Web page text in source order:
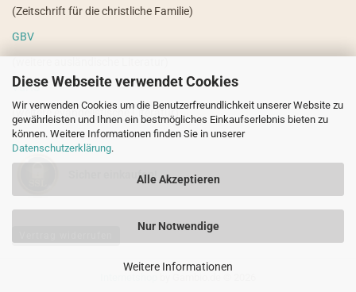
Diese Webseite verwendet Cookies
Wir verwenden Cookies um die Benutzerfreundlichkeit unserer Website zu
gewährleisten und Ihnen ein bestmögliches Einkaufserlebnis bieten zu
können. Weitere Informationen finden Sie in unserer
Datenschutzerklärung.
Alle Akzeptieren
Nur Notwendige
Weitere Informationen
(Zeitschrift für die christliche Familie)
GBV
VdHS
(weitere evangelistische Literatur)
Sicher einkaufen!